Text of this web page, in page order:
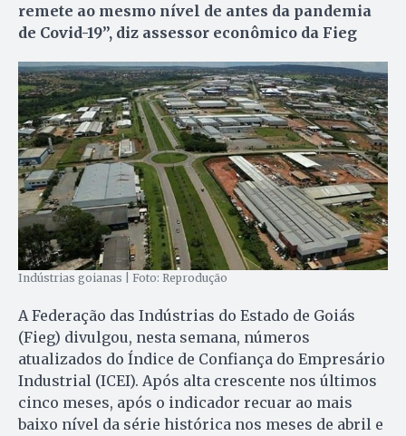
remete ao mesmo nível de antes da pandemia
de Covid-19”, diz assessor econômico da Fieg
Indústrias goianas | Foto: Reprodução
A Federação das Indústrias do Estado de Goiás
(Fieg) divulgou, nesta semana, números
atualizados do Índice de Confiança do Empresário
Industrial (ICEI). Após alta crescente nos últimos
cinco meses, após o indicador recuar ao mais
baixo nível da série histórica nos meses de abril e